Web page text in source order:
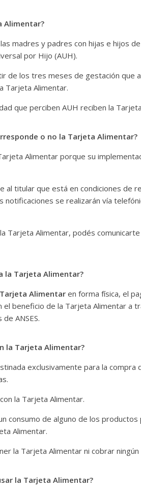
Alimentar?
madres y padres con hijas e hijos
por Hijo (AUH).
de los tres meses de gestación que
Tarjeta Alimentar.
que perciben AUH reciben la
o no la Tarjeta Alimentar?
Alimentar porque su
al titular que está en condiciones de
notificaciones se realizarán vía
Tarjeta Alimentar, podés
la Tarjeta Alimentar?
Tarjeta Alimentar en forma física, el
el beneficio de la Tarjeta Alimentar a
ANSES.
la Tarjeta Alimentar?
exclusivamente para la compra
la Tarjeta Alimentar.
consumo de alguno de los
Alimentar.
la Tarjeta Alimentar ni cobrar
la Tarjeta Alimentar?